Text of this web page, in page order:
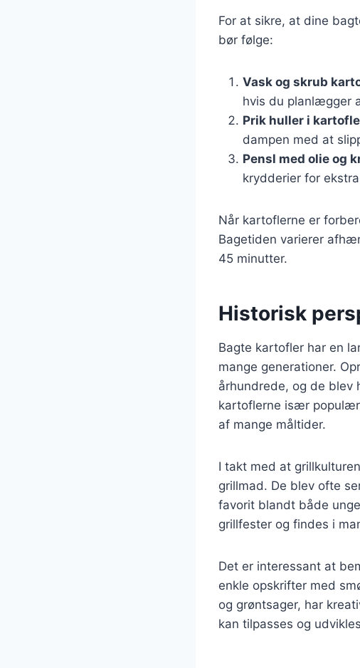
For at sikre, at dine
bør følge:
Vask og skrub
hvis du planlægger
Prik huller i
dampen med at
Pensl med olie og
krydderier for
Når kartoflerne er
Bagetiden varierer
45 minutter.
Historisk
Bagte kartofler har en
mange generationer.
århundrede, og de blev
kartoflerne især
af mange måltider.
I takt med at
grillmad. De blev ofte
favorit blandt både
grillfester og findes i
Det er interessant at
enkle opskrifter med
og grøntsager, har
kan tilpasses og